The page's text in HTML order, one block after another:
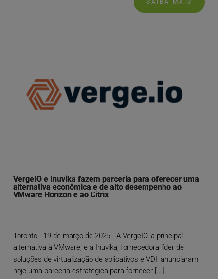
SAIBA MAIS
VergeIO e Inuvika fazem parceria para oferecer uma
alternativa econômica e de alto desempenho ao
VMware Horizon e ao Citrix
Toronto - 19 de março de 2025 - A VergeIO, a principal
alternativa à VMware, e a Inuvika, fornecedora líder de
soluções de virtualização de aplicativos e VDI, anunciaram
hoje uma parceria estratégica para fornecer [...]